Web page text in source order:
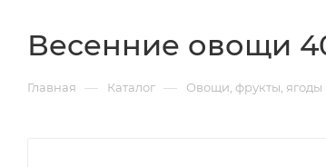
Весенние овощи
Главная — Каталог — Овощи, фрукты, ягоды